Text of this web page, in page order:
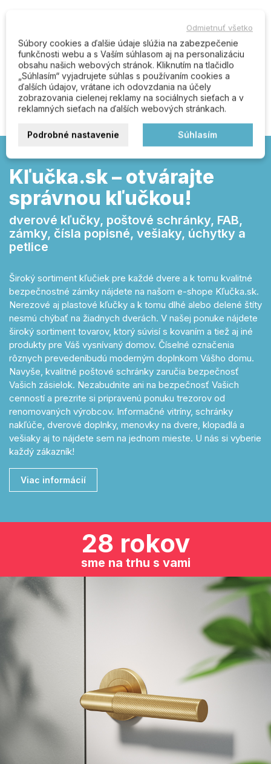
Buďte prvý kto napíše recenziu
Kľučka.sk – otvárajte
správnou kľučkou!
dverové kľučky, poštové schránky, FAB,
zámky, čísla popisné, vešiaky, úchytky a
petlice
Široký sortiment kľučiek pre každé dvere a k tomu kvalitné
bezpečnostné zámky nájdete na našom e-shope Kľučka.sk.
Nerezové aj plastové kľučky a k tomu dlhé alebo delené štíty
nesmú chýbať na žiadnych dverách. V našej ponuke nájdete
široký sortiment tovarov, ktorý súvisí s kovaním a tiež aj iné
produkty pre Váš vysnívaný domov. Číselné označenia
rôznych prevedeníbudú moderným doplnkom Vášho domu.
Navyše, kvalitné poštové schránky zaručia bezpečnosť
Vašich zásielok. Nezabudnite ani na bezpečnosť Vašich
cenností a prezrite si pripravenú ponuku trezorov od
renomovaných výrobcov. Informačné vitríny, schránky
nakľúče, dverové doplnky, menovky na dvere, klopadlá a
vešiaky aj to nájdete sem na jednom mieste. U nás si vyberie
každý zákazník!
Viac informácií
28 rokov
sme na trhu s vami
Odmietnuť všetko
Súbory cookies a ďalšie údaje slúžia na zabezpečenie
funkčnosti webu a s Vaším súhlasom aj na personalizáciu
obsahu našich webových stránok. Kliknutím na tlačidlo
„Súhlasím“ vyjadrujete súhlas s používaním cookies a
ďalších údajov, vrátane ich odovzdania na účely
zobrazovania cielenej reklamy na sociálnych sieťach a v
reklamných sieťach na ďalších webových stránkach.
Podrobné nastavenie Súhlasím